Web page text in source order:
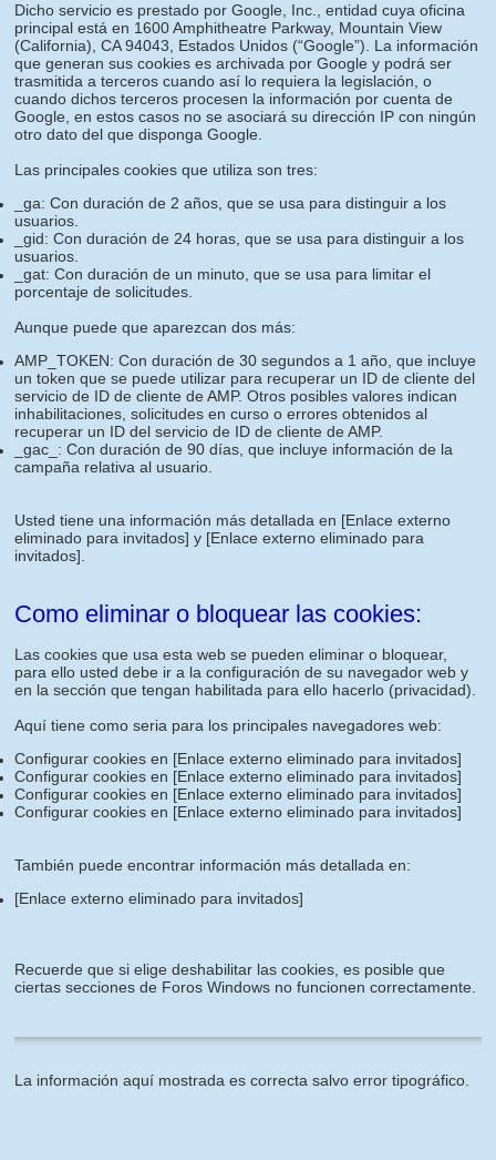
Dicho servicio es prestado por Google, Inc., entidad cuya oficina
principal está en 1600 Amphitheatre Parkway, Mountain View
(California), CA 94043, Estados Unidos (“Google”). La información
que generan sus cookies es archivada por Google y podrá ser
trasmitida a terceros cuando así lo requiera la legislación, o
cuando dichos terceros procesen la información por cuenta de
Google, en estos casos no se asociará su dirección IP con ningún
otro dato del que disponga Google.
Las principales cookies que utiliza son tres:
_ga: Con duración de 2 años, que se usa para distinguir a los
usuarios.
_gid: Con duración de 24 horas, que se usa para distinguir a los
usuarios.
_gat: Con duración de un minuto, que se usa para limitar el
porcentaje de solicitudes.
Aunque puede que aparezcan dos más:
AMP_TOKEN: Con duración de 30 segundos a 1 año, que incluye
un token que se puede utilizar para recuperar un ID de cliente del
servicio de ID de cliente de AMP. Otros posibles valores indican
inhabilitaciones, solicitudes en curso o errores obtenidos al
recuperar un ID del servicio de ID de cliente de AMP.
_gac_: Con duración de 90 días, que incluye información de la
campaña relativa al usuario.
Usted tiene una información más detallada en [Enlace externo
eliminado para invitados] y [Enlace externo eliminado para
invitados]
Como eliminar o bloquear las cookies:
Las cookies que usa esta web se pueden eliminar o bloquear,
para ello usted debe ir a la configuración de su navegador web y
en la sección que tengan habilitada para ello hacerlo (privacidad).
Aquí tiene como seria para los principales navegadores web:
Configurar cookies en [Enlace externo eliminado para invitados]
Configurar cookies en [Enlace externo eliminado para invitados]
Configurar cookies en [Enlace externo eliminado para invitados]
Configurar cookies en [Enlace externo eliminado para invitados]
También puede encontrar información más detallada en:
[Enlace externo eliminado para invitados]
Recuerde que si elige deshabilitar las cookies, es posible que
ciertas secciones de Foros Windows no funcionen correctamente.
La información aquí mostrada es correcta salvo error tipográfico.